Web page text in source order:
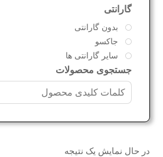
گارانتی
بدون گارانتی
جاکسو
سایر گارانتی ها
جستجوی محصولات
در حال نمایش یک نتیجه